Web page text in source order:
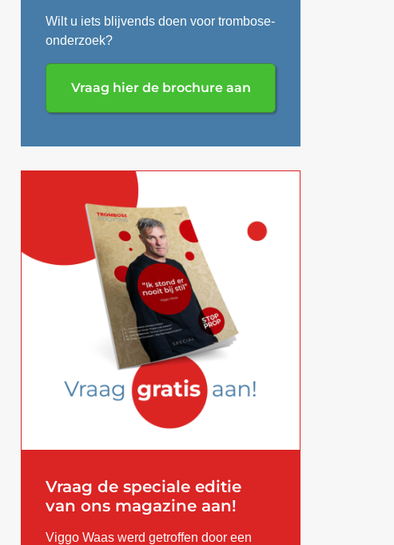
Wilt u iets blijvends doen voor trombose-
onderzoek?
Vraag hier de brochure aan
Vraag de speciale editie
van ons magazine aan!
Viggo Waas werd getroffen door een